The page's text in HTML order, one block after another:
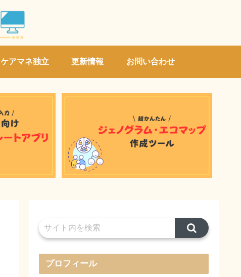
ケアマネ独立 更新情報 お問い合わせ
プロフィール